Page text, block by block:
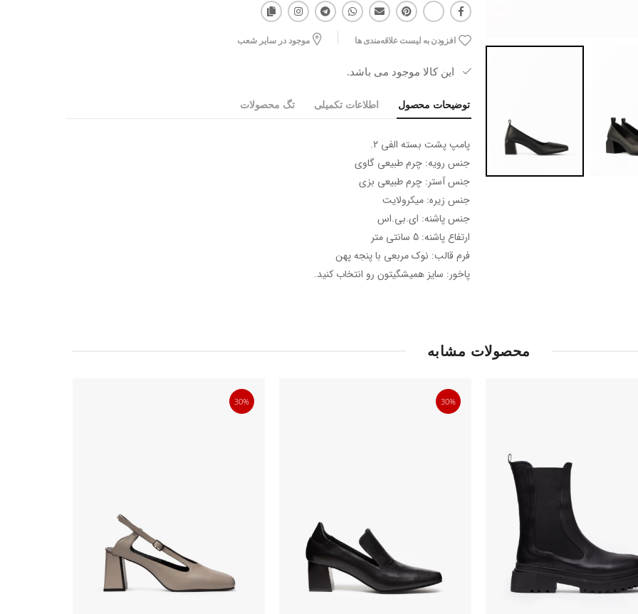
افزودن به لیست علاقه‌مندی ها موجود در سایر شعب
این کالا موجود می باشد.
توضیحات محصول اطلاعات تکمیلی تگ محصولات
پامپ پشت بسته الفی 2.
جنس رویه: چرم طبیعی گاوی
جنس آستر: چرم طبیعی بزی
جنس زیره: میکرولایت
جنس پاشنه: ای.بی.اس
ارتفاع پاشنه: 5 سانتی متر
فرم قالب: نوک مربعی با پنجه پهن
پاخور: سایز همیشگیتون رو انتخاب کنید.
محصولات مشابه
30%
30%